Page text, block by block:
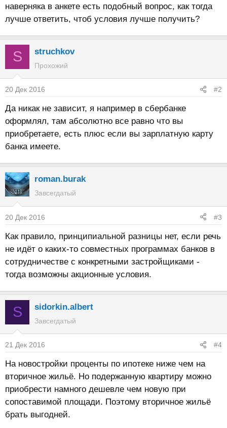
наверняка в анкете есть подобный вопрос, как тогда
лучше ответить, чтоб условия лучше получить?
S struchkov
Прохожий
20 Дек 2016 #2
Да никак не зависит, я например в сбербанке
оформлял, там абсолютно все равно что вы
приобретаете, есть плюс если вы зарплатную карту
банка имеете.
roman.burak
Завсегдатый
20 Дек 2016 #3
Как правило, принципиальной разницы нет, если речь
не идёт о каких-то совместных программах банков в
сотрудничестве с конкретными застройщиками -
тогда возможны акционные условия.
S sidorkin.albert
Завсегдатый
21 Дек 2016 #4
На новостройки проценты по ипотеке ниже чем на
вторичное жильё. Но подержанную квартиру можно
приобрести намного дешевле чем новую при
сопоставимой площади. Поэтому вторичное жильё
брать выгодней.